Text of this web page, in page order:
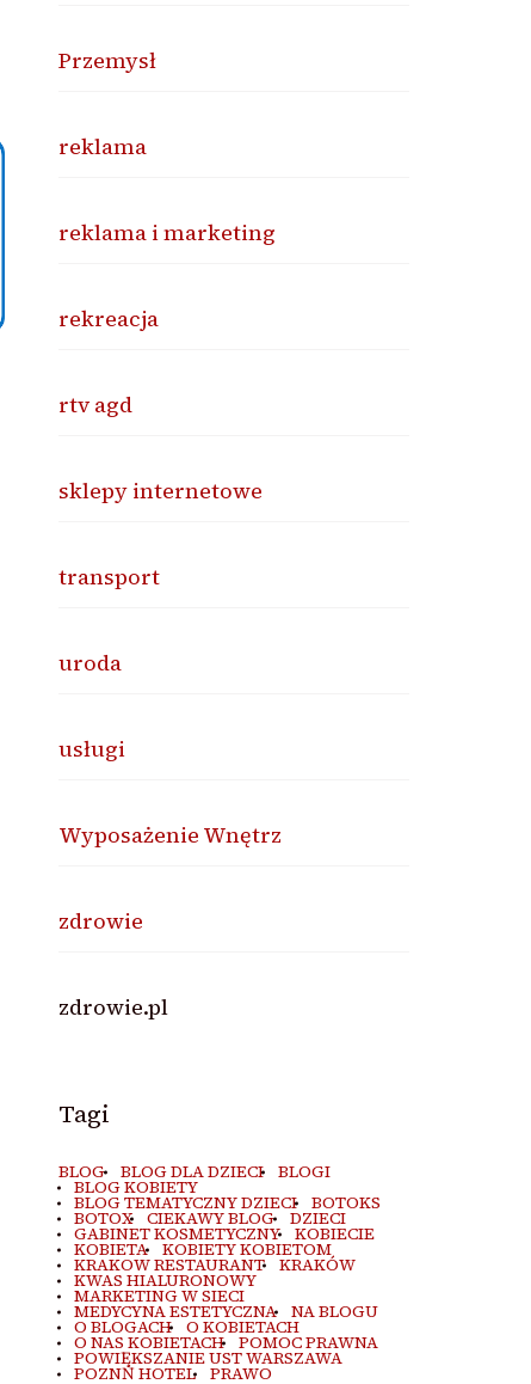
Przemysł
reklama
reklama i marketing
rekreacja
rtv agd
sklepy internetowe
transport
uroda
usługi
Wyposażenie Wnętrz
zdrowie
zdrowie.pl
Tagi
BLOG BLOG DLA DZIECI BLOGI
BLOG KOBIETY
BLOG TEMATYCZNY DZIECI BOTOKS
BOTOX CIEKAWY BLOG DZIECI
GABINET KOSMETYCZNY KOBIECIE
KOBIETA KOBIETY KOBIETOM
KRAKOW RESTAURANT KRAKÓW
KWAS HIALURONOWY
MARKETING W SIECI
MEDYCYNA ESTETYCZNA NA BLOGU
O BLOGACH O KOBIETACH
O NAS KOBIETACH POMOC PRAWNA
POWIĘKSZANIE UST WARSZAWA
POZNŃ HOTEL PRAWO